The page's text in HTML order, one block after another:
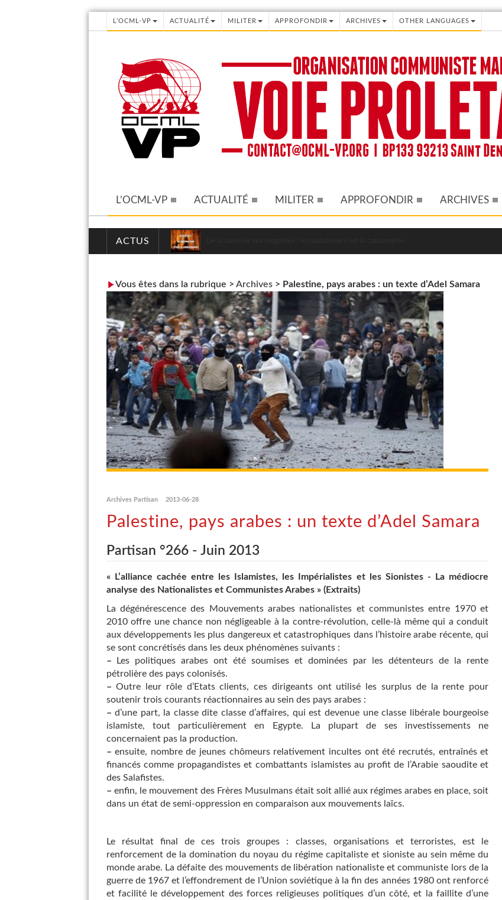
L’OCML-VP ACTUALITÉ MILITER APPROFONDIR ARCHIVES OTHER LANGUAGES
L’OCML-VP ACTUALITÉ MILITER APPROFONDIR ARCHIVES
ACTUS
Vous êtes dans la rubrique > Archives> Palestine, pays arabes : un texte d’Adel Samara
Archives Partisan 2013-06-28
Palestine, pays arabes : un texte d’Adel Samara
Partisan °266 - Juin 2013
« L’alliance cachée entre les Islamistes, les Impérialistes et les Sionistes - La médiocre
analyse des Nationalistes et Communistes Arabes » (Extraits)
La dégénérescence des Mouvements arabes nationalistes et communistes entre 1970 et
2010 offre une chance non négligeable à la contre-révolution, celle-là même qui a conduit
aux développements les plus dangereux et catastrophiques dans l’histoire arabe récente, qui
se sont concrétisés dans les deux phénomènes suivants :
– Les politiques arabes ont été soumises et dominées par les détenteurs de la rente
pétrolière des pays colonisés.
– Outre leur rôle d’Etats clients, ces dirigeants ont utilisé les surplus de la rente pour
soutenir trois courants réactionnaires au sein des pays arabes :
– d’une part, la classe dite classe d’affaires, qui est devenue une classe libérale bourgeoise
islamiste, tout particulièrement en Egypte. La plupart de ses investissements ne
concernaient pas la production.
– ensuite, nombre de jeunes chômeurs relativement incultes ont été recrutés, entraînés et
financés comme propagandistes et combattants islamistes au profit de l’Arabie saoudite et
des Salafistes.
– enfin, le mouvement des Frères Musulmans était soit allié aux régimes arabes en place, soit
dans un état de semi-oppression en comparaison aux mouvements laïcs.
Le résultat final de ces trois groupes : classes, organisations et terroristes, est le
renforcement de la domination du noyau du régime capitaliste et sioniste au sein même du
monde arabe. La défaite des mouvements de libération nationaliste et communiste lors de la
guerre de 1967 et l’effondrement de l’Union soviétique à la fin des années 1980 ont renforcé
et facilité le développement des forces religieuses politiques d’un côté, et la faillite d’une